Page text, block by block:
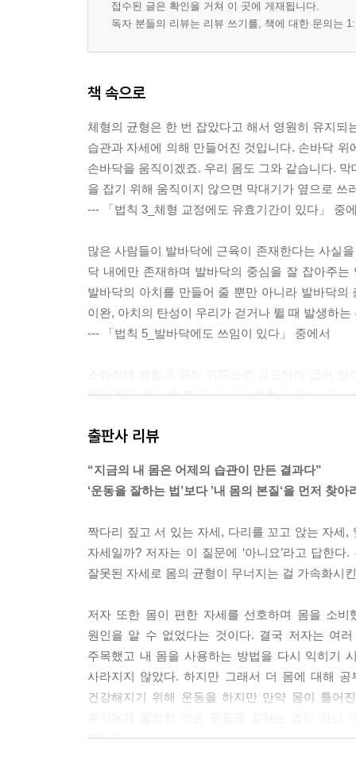
접수된 글은 확인을 거쳐 이 곳에 게재됩니다.
독자 분들의 리뷰는 리뷰 쓰기를, 책에 대한 문의는
책 속으로
체형의 균형은 한 번 잡았다고 해서 영원히 유지
습관과 자세에 의해 만들어진 것입니다. 손바닥
손바닥을 움직이겠죠. 우리 몸도 그와 같습니다.
을 잡기 위해 움직이지 않으면 막대기가 옆으로
--- 「법칙 3_체형 교정에도 유효기간이 있다」 중
많은 사람들이 발바닥에 근육이 존재한다는 사실
닥 내에만 존재하며 발바닥의 중심을 잘 잡아주
발바닥의 아치를 만들어 줄 뿐만 아니라 발바닥
이완, 아치의 탄성이 우리가 걷거나 뛸 때 발생하
--- 「법칙 5_발바닥에도 쓰임이 있다」 중에서
하면 힘의 원리를 좀 더 쉽게 이해할 수 있습니다.
티는 손잡이 부분은 우리의 발과 종아리입니다.
무릎 과신전은 왜 일어나는 것일까요? 그 원인은
니다. 이를 골반 전방경사라고 합니다.
무릎이 과신전되는 과정을 살펴보면 먼저 골반이
로 과하게 펴지게 되는 것이죠.
--- 「법칙 16_무릎이 과신전되는 이유, 무릎은 골
나선선이라는 근막이 우리 몸을 감싸고 있으며,
손을 들어 갈비뼈에 두고 골반 아래까지 쭉 쓸어
출판사 리뷰
“지금의 내 몸은 어제의 습관이 만든 결과다”
‘운동을 잘하는 법’보다 ’내 몸의 본질‘을 먼저 찾아
짝다리 짚고 서 있는 자세, 다리를 꼬고 앉는 자세
자세일까? 저자는 이 질문에 ‘아니요’라고 답한
잘못된 자세로 몸의 균형이 무너지는 걸 가속화시
저자 또한 몸이 편한 자세를 선호하며 몸을 소
원인을 알 수 없었다는 것이다. 결국 저자는 여
주목했고 내 몸을 사용하는 방법을 다시 익히기
사라지지 않았다. 하지만 그래서 더 몸에 대해
건강해지기 위해 운동을 하지만 만약 몸이 틀어
때이다.